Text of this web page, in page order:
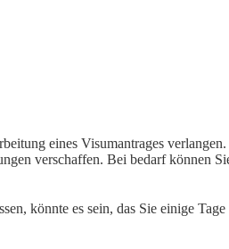
eines Visumantrages
verschaffen. Bei bedarf können
könnte es sein, das Sie einige